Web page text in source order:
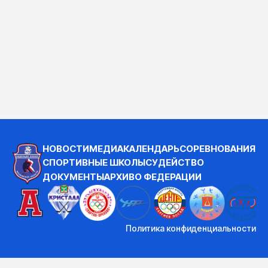
НОВОСТИМЕДИАКАЛЕНДАРЬСОРЕВНОВАНИЯ
СПОРТИВНЫЕ ШКОЛЫСУДЕЙСТВО
ДОКУМЕНТЫАРХИВО ФЕДЕРАЦИИ
Политика конфиденциальности